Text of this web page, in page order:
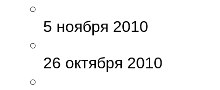
5 ноября 2010
26 октября 2010